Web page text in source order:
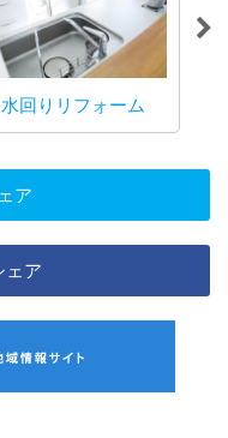
水回りリフォーム
ア
ェア